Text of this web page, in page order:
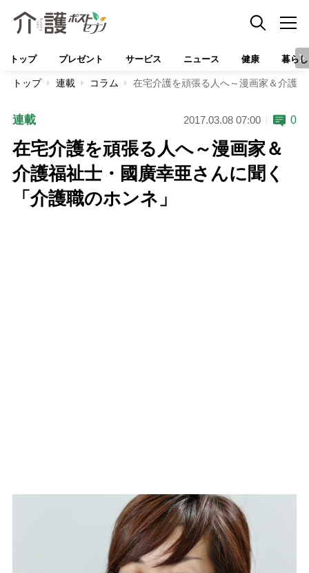
トップ プレゼント サービス ニュース 健康 暮らし
トップ 連載 コラム 在宅介護を頑張る人へ～漫画家＆介護
連載 2017.03.08 07:00 0
在宅介護を頑張る人へ～漫画家＆
介護福祉士・國廣幸亜さんに聞く
「介護職のホンネ」